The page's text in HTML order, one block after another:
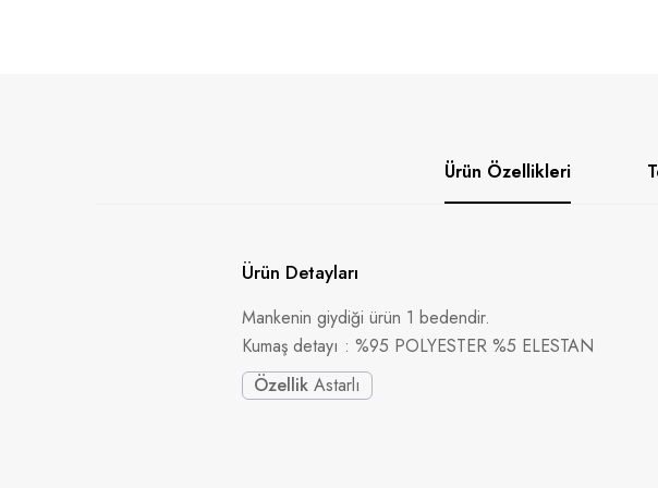
Ürün Özellikleri
Ürün Detayları
Mankenin giydiği ürün 1 bedendir.
Kumaş detayı : %95 POLYESTER %5 ELESTAN
Özellik Astarlı